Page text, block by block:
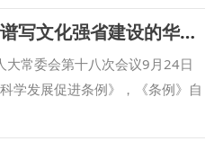
平法治思想形成发展脉络展
解读专区”“西北政法大学‘三进’成
组成，借助图文展陈、实物陈
层次地呈现出学校在推动习近平
头脑”方面取得的丰硕成果与育
九利表示，要充分发挥展室教
【群众新闻网】不断谱写文化强省建设的华美篇章——《陕西省哲学社会科学发展促进条例》解读
大常委会第十八次会议9月24日
学发展促进条例》，《条例》自
政法大学副校长马朝琦，陕西省
任、陕西师范大学马克思主义学